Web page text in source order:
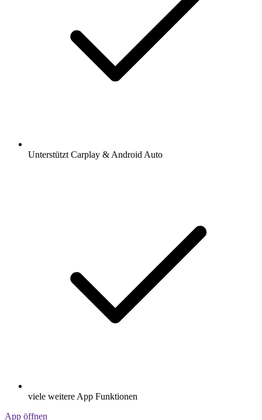
Unterstützt Carplay & Android Auto
viele weitere App Funktionen
App öffnen